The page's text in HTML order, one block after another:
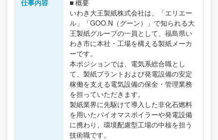
仕事内容
■ 概要
いわき大王製紙株式会社は、「エリエー
ル」「GOO.N（グーン）」で知られる大
王製紙グループの一員として、福島県い
わき市に本社・工場を構える製紙メーカ
ーです。
本ポジションでは、電気系総合職とし
て、製紙プラントおよび発電設備の安定
稼働を支える電気設備の保全・管理業務
を担っていただきます。
製紙業界に先駆けて導入した非化石燃料
を用いたバイオマスボイラーや発電設備
に携わり、環境配慮型工場の中核を担う
技術職です。